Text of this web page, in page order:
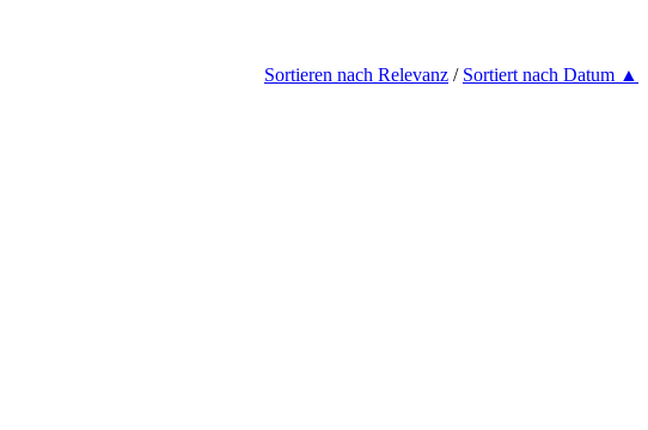
Sortieren nach Relevanz / Sortiert nach Datum ▲